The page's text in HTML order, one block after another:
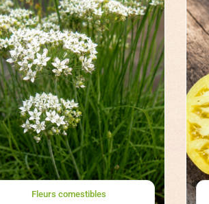
Fleurs comestibles